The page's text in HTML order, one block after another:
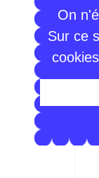
On
Sur ce